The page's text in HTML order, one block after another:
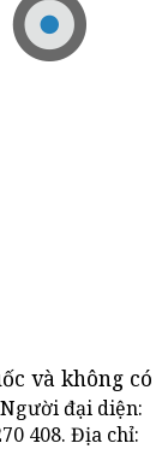
và không có
Người đại diện:
408. Địa chỉ: